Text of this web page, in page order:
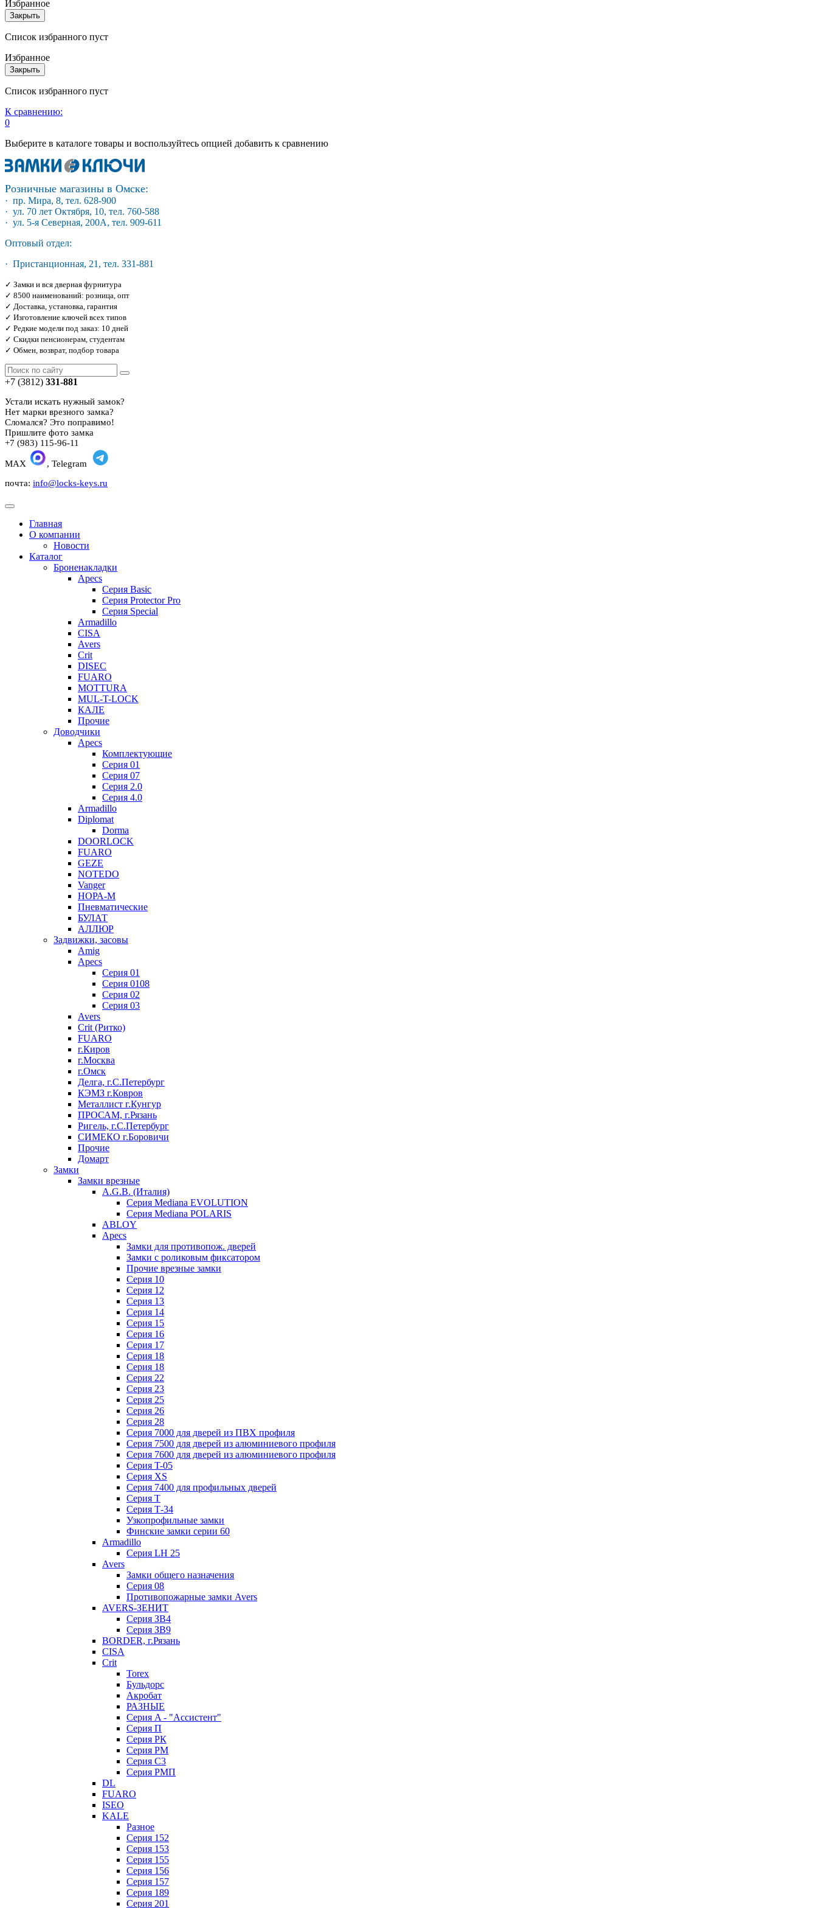
Избранное
Закрыть
Список избранного пуст
Избранное
Закрыть
Список избранного пуст
К сравнению:
0
Выберите в каталоге товары и воспользуйтесь опцией добавить к сравнению
Розничные магазины в Омске:
· пр. Мира, 8, тел. 628-900
· ул. 70 лет Октября, 10, тел. 760-588
· ул. 5-я Северная, 200А, тел. 909-611
Оптовый отдел:
· Пристанционная, 21, тел. 331-881
✓ Замки и вся дверная фурнитура
✓ 8500 наименований: розница, опт
✓ Доставка, установка, гарантия
✓ Изготовление ключей всех типов
✓ Редкие модели под заказ: 10 дней
✓ Скидки пенсионерам, студентам
✓ Обмен, возврат, подбор товара
+7 (3812) 331-881
Устали искать нужный замок?
Нет марки врезного замка?
Сломался? Это поправимо!
Пришлите фото замка
+7 (983) 115-96-11
MAX
, Telegram
почта: info@locks-keys.ru
Главная
О компании
Новости
Каталог
Броненакладки
Apecs
Серия Basic
Серия Protector Pro
Серия Special
Armadillo
CISA
Avers
Crit
DISEC
FUARO
MOTTURA
MUL-T-LOCK
КАЛЕ
Прочие
Доводчики
Apecs
Комплектующие
Серия 01
Серия 07
Серия 2.0
Серия 4.0
Armadillo
Diplomat
Dorma
DOORLOCK
FUARO
GEZE
NOTEDO
Vanger
НОРА-М
Пневматические
БУЛАТ
АЛЛЮР
Задвижки, засовы
Amig
Apecs
Серия 01
Серия 0108
Серия 02
Серия 03
Avers
Crit (Ритко)
FUARO
г.Киров
г.Москва
г.Омск
Делга, г.С.Петербург
КЭМЗ г.Ковров
Металлист г.Кунгур
ПРОСАМ, г.Рязань
Ригель, г.С.Петербург
СИМЕКО г.Боровичи
Прочие
Домарт
Замки
Замки врезные
A.G.B. (Италия)
Серия Mediana EVOLUTION
Серия Mediana POLARIS
ABLOY
Apecs
Замки для противопож. дверей
Замки с роликовым фиксатором
Прочие врезные замки
Серия 10
Серия 12
Серия 13
Серия 14
Серия 15
Серия 16
Серия 17
Серия 18
Серия 18
Серия 22
Серия 23
Серия 25
Серия 26
Серия 28
Серия 7000 для дверей из ПВХ профиля
Серия 7500 для дверей из алюминиевого профиля
Серия 7600 для дверей из алюминиевого профиля
Серия T-05
Серия XS
Серия 7400 для профильных дверей
Серия Т
Серия Т-34
Узкопрофильные замки
Финские замки серии 60
Armadillo
Серия LH 25
Avers
Замки общего назначения
Серия 08
Противопожарные замки Avers
AVERS-ЗЕНИТ
Серия ЗВ4
Серия ЗВ9
BORDER, г.Рязань
CISA
Crit
Torex
Бульдорс
Акробат
РАЗНЫЕ
Серия A - "Ассистент"
Серия П
Серия РК
Серия РМ
Серия С3
Серия РМП
DL
FUARO
ISEO
KALE
Разное
Серия 152
Серия 153
Серия 155
Серия 156
Серия 157
Серия 189
Серия 201